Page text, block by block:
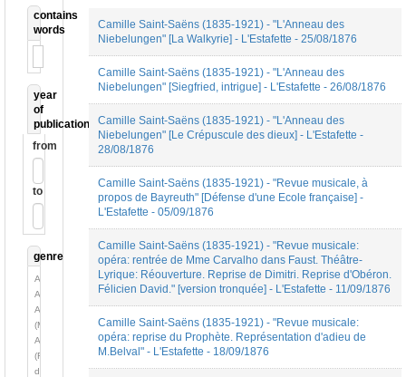
contains
words
year
of
publication
from
to
genre
Analyse
Autobiographie
Autobiographie
(Mémoires)
Autobiographie
(Récit
de
Camille Saint-Saëns (1835-1921) - "L'Anneau des
Niebelungen" [La Walkyrie] - L'Estafette - 25/08/1876
Camille Saint-Saëns (1835-1921) - "L'Anneau des
Niebelungen" [Siegfried, intrigue] - L'Estafette - 26/08/1876
Camille Saint-Saëns (1835-1921) - "L'Anneau des
Niebelungen" [Le Crépuscule des dieux] - L'Estafette -
28/08/1876
Camille Saint-Saëns (1835-1921) - "Revue musicale, à
propos de Bayreuth" [Défense d'une Ecole française] -
L'Estafette - 05/09/1876
Camille Saint-Saëns (1835-1921) - "Revue musicale:
opéra: rentrée de Mme Carvalho dans Faust. Théâtre-
Lyrique: Réouverture. Reprise de Dimitri. Reprise d'Obéron.
Félicien David." [version tronquée] - L'Estafette - 11/09/1876
Camille Saint-Saëns (1835-1921) - "Revue musicale:
opéra: reprise du Prophète. Représentation d'adieu de
M.Belval" - L'Estafette - 18/09/1876